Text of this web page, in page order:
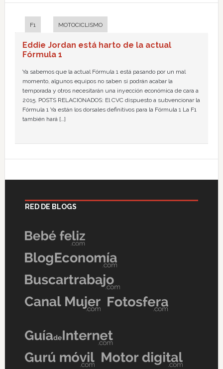
F1 MOTOCICLISMO
Eddie Jordan está harto de la actual
Fórmula 1
Ya sabemos que la actual Fórmula 1 está pasando por un mal
momento, algunos equipos no saben si podrán acabar la
temporada y otros necesitarán una inyección económica de cara a
2015. POSTS RELACIONADOS: El CVC dispuesto a subvencionar la
Fórmula 1 Ya están los dorsales definitivos para la Fórmula 1 La F1
también hará […]
RED DE BLOGS